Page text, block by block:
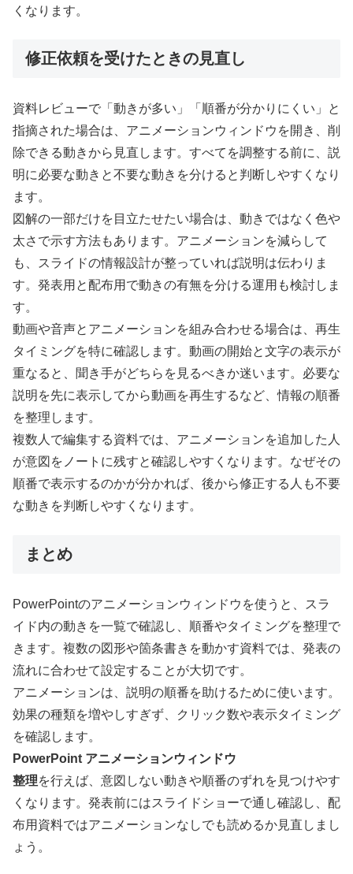
くなります。
修正依頼を受けたときの見直し
資料レビューで「動きが多い」「順番が分かりにくい」と
指摘された場合は、アニメーションウィンドウを開き、削
除できる動きから見直します。すべてを調整する前に、説
明に必要な動きと不要な動きを分けると判断しやすくなり
ます。
図解の一部だけを目立たせたい場合は、動きではなく色や
太さで示す方法もあります。アニメーションを減らして
も、スライドの情報設計が整っていれば説明は伝わりま
す。発表用と配布用で動きの有無を分ける運用も検討しま
す。
動画や音声とアニメーションを組み合わせる場合は、再生
タイミングを特に確認します。動画の開始と文字の表示が
重なると、聞き手がどちらを見るべきか迷います。必要な
説明を先に表示してから動画を再生するなど、情報の順番
を整理します。
複数人で編集する資料では、アニメーションを追加した人
が意図をノートに残すと確認しやすくなります。なぜその
順番で表示するのかが分かれば、後から修正する人も不要
な動きを判断しやすくなります。
まとめ
PowerPointのアニメーションウィンドウを使うと、スラ
イド内の動きを一覧で確認し、順番やタイミングを整理で
きます。複数の図形や箇条書きを動かす資料では、発表の
流れに合わせて設定することが大切です。
アニメーションは、説明の順番を助けるために使います。
効果の種類を増やしすぎず、クリック数や表示タイミング
を確認します。
PowerPoint アニメーションウィンドウ
整理を行えば、意図しない動きや順番のずれを見つけやす
くなります。発表前にはスライドショーで通し確認し、配
布用資料ではアニメーションなしでも読めるか見直しまし
ょう。